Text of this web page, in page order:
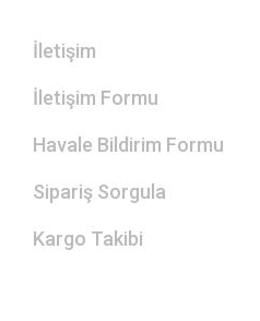
İletişim
İletişim Formu
Havale Bildirim Formu
Sipariş Sorgula
Kargo Takibi